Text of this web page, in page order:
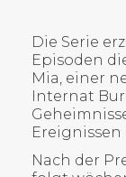
Die Serie
Episoden
Mia, einer
Internat
Ereignissen
Nach der